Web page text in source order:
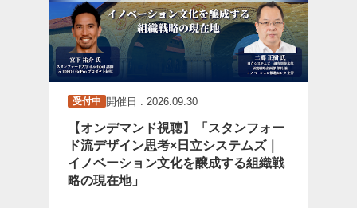
受付中 開催日 : 2026.09.30
【オンデマンド視聴】「スタンフォー
ド流デザイン思考×日立システムズ｜
イノベーション文化を醸成する組織戦
略の現在地」